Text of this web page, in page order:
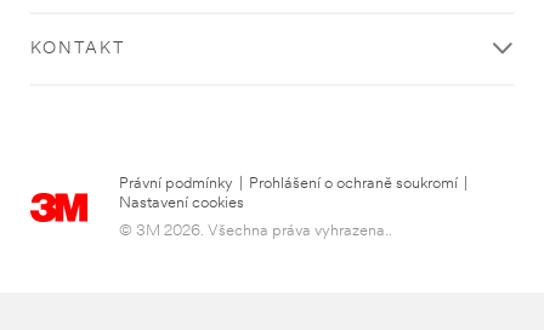
KONTAKT
Právní podmínky Prohlášení o ochraně soukromí
Nastavení cookies
© 3M 2026. Všechna práva vyhrazena..